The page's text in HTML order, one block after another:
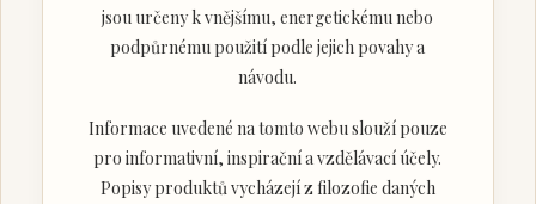
jsou určeny k vnějšímu, energetickému nebo
podpůrnému použití podle jejich povahy a
návodu.
Informace uvedené na tomto webu slouží pouze
pro informativní, inspirační a vzdělávací účely.
Popisy produktů vycházejí z filozofie daných